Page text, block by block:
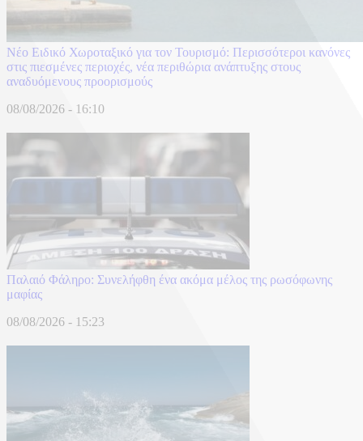
Νέο Ειδικό Χωροταξικό για τον Τουρισμό: Περισσότεροι κανόνες
στις πιεσμένες περιοχές, νέα περιθώρια ανάπτυξης στους
αναδυόμενους προορισμούς
08/08/2026 - 16:10
Παλαιό Φάληρο: Συνελήφθη ένα ακόμα μέλος της ρωσόφωνης
μαφίας
08/08/2026 - 15:23